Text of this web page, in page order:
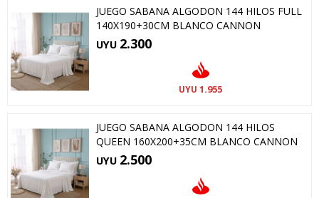
JUEGO SABANA ALGODON 144 HILOS FULL
140X190+30CM BLANCO CANNON
UYU 2.300
UYU 1.955
JUEGO SABANA ALGODON 144 HILOS
QUEEN 160X200+35CM BLANCO CANNON
UYU 2.500